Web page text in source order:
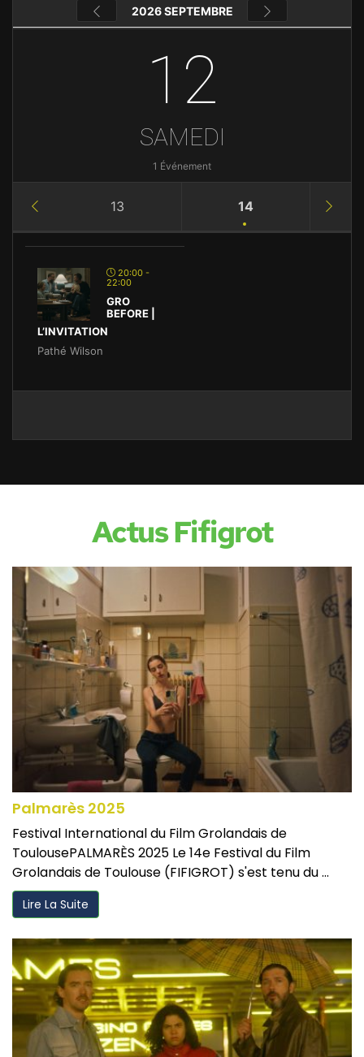
2026 SEPTEMBRE
12
SAMEDI
1 Événement
13 14
20:00 -
22:00
GRO
BEFORE |
L’INVITATION
Pathé Wilson
Actus Fifigrot
Palmarès 2025
Festival International du Film Grolandais de
ToulousePALMARÈS 2025 Le 14e Festival du Film
Grolandais de Toulouse (FIFIGROT) s'est tenu du ...
Lire La Suite